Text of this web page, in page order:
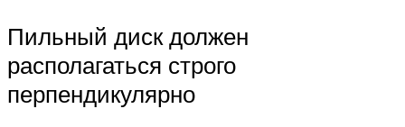
Пильный диск должен
располагаться строго
перпендикулярно